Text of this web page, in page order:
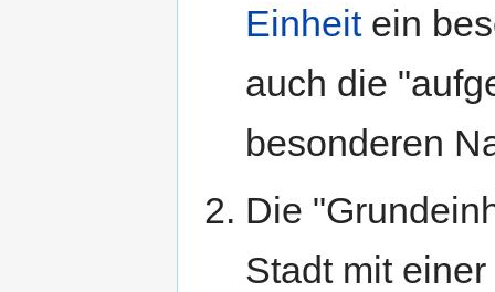
Einheitein
auch die
besonderen
Die
Stadt mit